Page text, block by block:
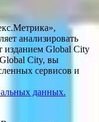
анализировать
изданием Global City
Global City, вы
сервисов и
данных.